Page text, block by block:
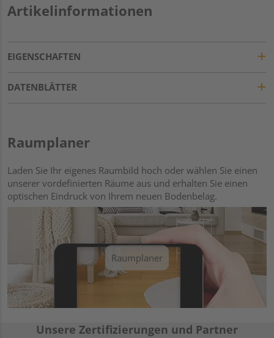
Artikelinformationen
EIGENSCHAFTEN
DATENBLÄTTER
Raumplaner
Laden Sie Ihr eigenes Raumbild hoch oder wählen Sie einen
unserer vordefinierten Räume aus und erhalten Sie einen
optischen Eindruck von Ihrem neuen Bodenbelag.
Raumplaner
Unsere Zertifizierungen und Partner